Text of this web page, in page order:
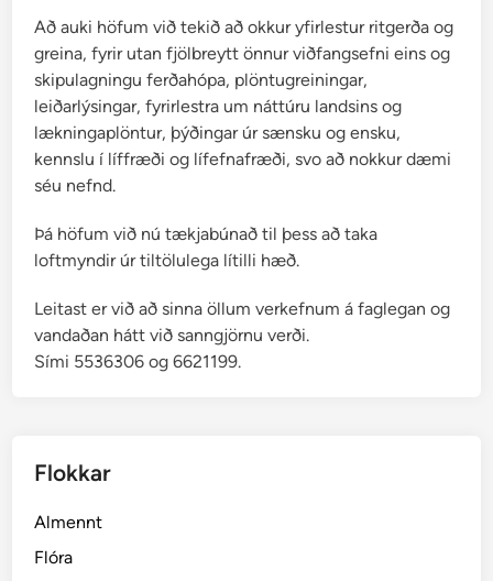
Að auki höfum við tekið að okkur yfirlestur ritgerða og
greina, fyrir utan fjölbreytt önnur viðfangsefni eins og
skipulagningu ferðahópa, plöntugreiningar,
leiðarlýsingar, fyrirlestra um náttúru landsins og
lækningaplöntur, þýðingar úr sænsku og ensku,
kennslu í líffræði og lífefnafræði, svo að nokkur dæmi
séu nefnd.
Þá höfum við nú tækjabúnað til þess að taka
loftmyndir úr tiltölulega lítilli hæð.
Leitast er við að sinna öllum verkefnum á faglegan og
vandaðan hátt við sanngjörnu verði.
Sími 5536306 og 6621199.
Flokkar
Almennt
Flóra